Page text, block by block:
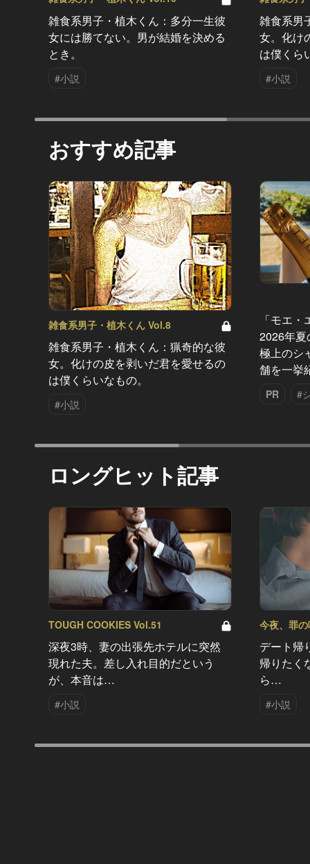
雑食系男子・植木くん：多分一生彼
女には勝てない。男が結婚を決める
とき。
#小説
雑食系男
女。化け
は僕くら
#小説
おすすめ記事
雑食系男子・植木くん Vol.8
雑食系男子・植木くん：猟奇的な彼
女。化けの皮を剥いだ君を愛せるの
は僕くらいなもの。
#小説
「モエ
2026年夏
極上のシ
舗を一挙
PR #
ロングヒット記事
TOUGH COOKIES Vol.51
深夜3時、妻の出張先ホテルに突然
現れた夫。差し入れ目的だという
が、本音は…
#小説
今夜、罪
デート帰
帰りたく
ら…
#小説